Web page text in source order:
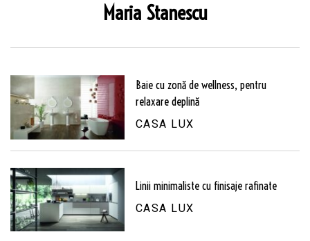
Maria Stanescu
Baie cu zonă de wellness, pentru
relaxare deplină
CASA LUX
Linii minimaliste cu finisaje rafinate
CASA LUX